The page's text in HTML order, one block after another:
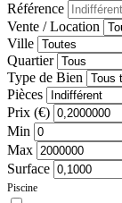
Référence
Vente / Location
Ville
Quartier
Type de Bien
Pièces
Prix (€)
Min
Max
Surface
Piscine